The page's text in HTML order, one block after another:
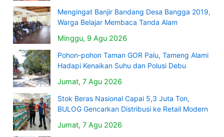
Mengingat Banjir Bandang Desa Bangga 2019,
Warga Belajar Membaca Tanda Alam
Minggu, 9 Agu 2026
Pohon-pohon Taman GOR Palu, Tameng Alami
Hadapi Kenaikan Suhu dan Polusi Debu
Jumat, 7 Agu 2026
Stok Beras Nasional Capai 5,3 Juta Ton,
BULOG Gencarkan Distribusi ke Retail Modern
Jumat, 7 Agu 2026